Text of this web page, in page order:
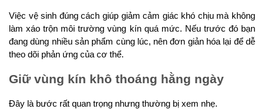
Việc vệ sinh đúng cách giúp giảm cảm giác khó chịu mà không
làm xáo trộn môi trường vùng kín quá mức. Nếu trước đó bạn
đang dùng nhiều sản phẩm cùng lúc, nên đơn giản hóa lại để dễ
theo dõi phản ứng của cơ thể.
Giữ vùng kín khô thoáng hằng ngày
Đây là bước rất quan trọng nhưng thường bị xem nhẹ.